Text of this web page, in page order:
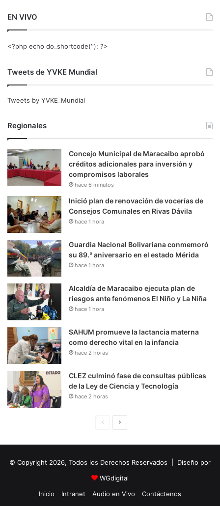
EN VIVO
<?php echo do_shortcode(‘‘); ?>
Tweets de YVKE Mundial
Tweets by YVKE_Mundial
Regionales
Concejo Municipal de Maracaibo aprobó
créditos adicionales para inversión y
compromisos laborales
hace 6 minutos
Inició plan de renovación de vocerías de
Consejos Comunales en Rivas Dávila
hace 1 hora
Guardia Nacional Bolivariana conmemoró
su 89.° aniversario en el estado Mérida
hace 1 hora
Alcaldía de Maracaibo ejecuta plan de
riesgos ante fenómenos El Niño y La Niña
hace 1 hora
SAHUM promueve la lactancia materna
como derecho vital en la infancia
hace 2 horas
CLEZ culminó fase de consultas públicas
de la Ley de Ciencia y Tecnología
hace 2 horas
i
n
a
u
i
e
© Copyright 2026, Todos los Derechos Reservados | Diseño por
WGdigital
Inicio
Intranet Audio en Vivo
Contáctenos